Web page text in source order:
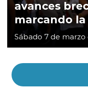
avances
marcando
Sábado 7 de marzo